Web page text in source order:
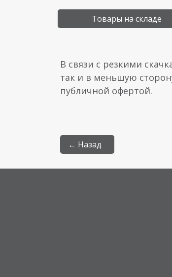
Товары на складе
В связи с резкими
так и в меньшую
публичной офертой.
← Назад